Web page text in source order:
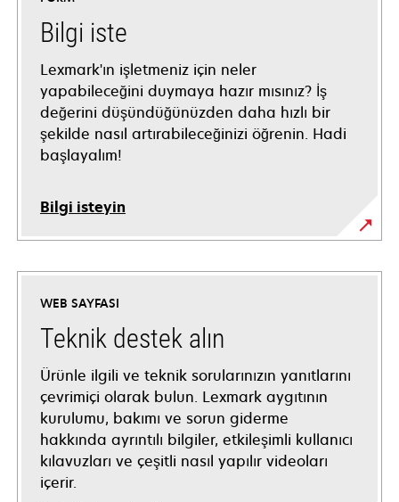
Bilgi iste
Lexmark'ın işletmeniz için neler
yapabileceğini duymaya hazır mısınız? İş
değerini düşündüğünüzden daha hızlı bir
şekilde nasıl artırabileceğinizi öğrenin. Hadi
başlayalım!
Bilgi isteyin
WEB SAYFASI
Teknik destek alın
Ürünle ilgili ve teknik sorularınızın yanıtlarını
çevrimiçi olarak bulun. Lexmark aygıtının
kurulumu, bakımı ve sorun giderme
hakkında ayrıntılı bilgiler, etkileşimli kullanıcı
kılavuzları ve çeşitli nasıl yapılır videoları
içerir.